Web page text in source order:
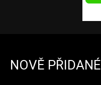
NOVĚ PŘIDANÉ